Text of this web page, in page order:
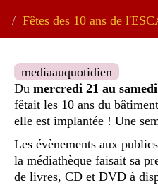
Fêtes des 10 ans de
mediaauquotidien
Du mercredi 21 au
fêtait les 10 ans du
elle est implantée ! Une
Les évènements aux
la médiathèque faisait sa
de livres, CD et DVD à